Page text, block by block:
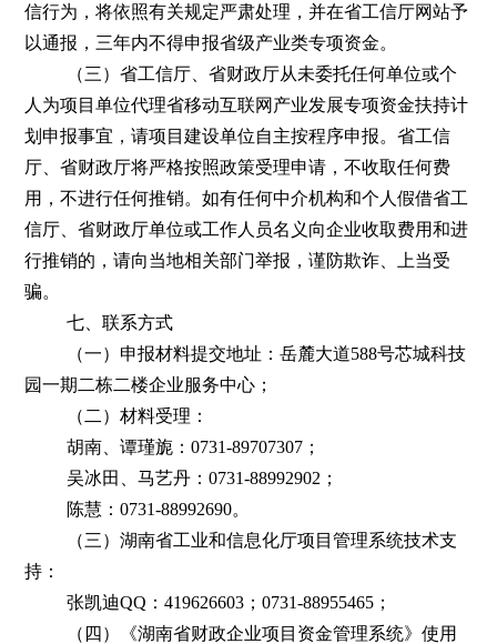
信行为，将依照有关规定严肃处理，并在省工信厅网站予
以通报，三年内不得申报省级产业类专项资金。
（三）省工信厅、省财政厅从未委托任何单位或个
人为项目单位代理省移动互联网产业发展专项资金扶持计
划申报事宜，请项目建设单位自主按程序申报。省工信
厅、省财政厅将严格按照政策受理申请，不收取任何费
用，不进行任何推销。如有任何中介机构和个人假借省工
信厅、省财政厅单位或工作人员名义向企业收取费用和进
行推销的，请向当地相关部门举报，谨防欺诈、上当受
骗。
七、联系方式
（一）申报材料提交地址：岳麓大道588号芯城科技
园一期二栋二楼企业服务中心；
（二）材料受理：
胡南、谭瑾旎：0731-89707307；
吴冰田、马艺丹：0731-88992902；
陈慧：0731-88992690。
（三）湖南省工业和信息化厅项目管理系统技术支
持：
张凯迪QQ：419626603；0731-88955465；
（四）《湖南省财政企业项目资金管理系统》使用